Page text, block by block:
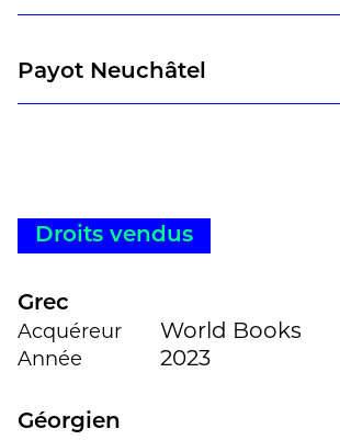
Payot Neuchâtel
Droits vendus
Grec
Acquéreur World Books
Année 2023
Géorgien